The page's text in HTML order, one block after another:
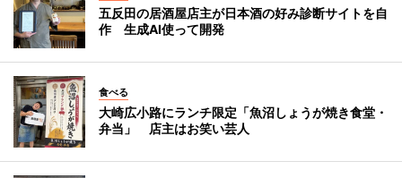
五反田の居酒屋店主が日本酒の好み診断サイトを自
作 生成AI使って開発
食べる
大崎広小路にランチ限定「魚沼しょうが焼き食堂・
弁当」 店主はお笑い芸人